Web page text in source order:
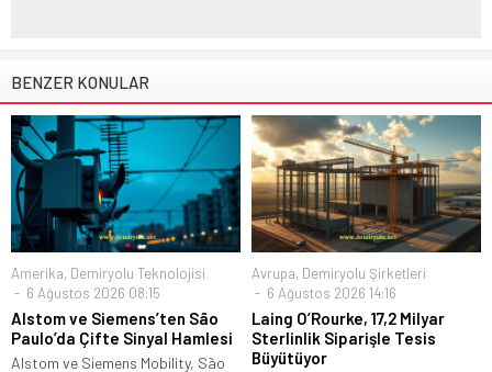
BENZER KONULAR
Amerika, Demiryolu Teknolojisi
6 Ağustos 2026 08:15
Alstom ve Siemens’ten São
Paulo’da Çifte Sinyal Hamlesi
Alstom ve Siemens Mobility, São
Avrupa, Demiryolu Şirketleri
6 Ağustos 2026 14:16
Laing O’Rourke, 17,2 Milyar
Sterlinlik Siparişle Tesis
Büyütüyor